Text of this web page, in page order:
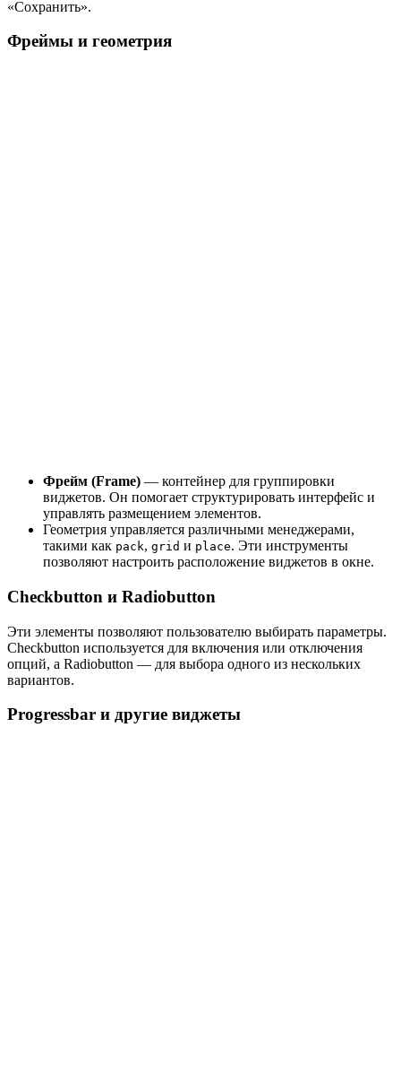
«Сохранить».
Фреймы и геометрия
Фрейм (Frame) — контейнер для группировки
виджетов. Он помогает структурировать интерфейс и
управлять размещением элементов.
Геометрия управляется различными менеджерами,
такими как pack, grid и place. Эти инструменты
позволяют настроить расположение виджетов в окне.
Checkbutton и Radiobutton
Эти элементы позволяют пользователю выбирать параметры.
Checkbutton используется для включения или отключения
опций, а Radiobutton — для выбора одного из нескольких
вариантов.
Progressbar и другие виджеты